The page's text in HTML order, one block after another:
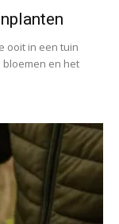
ooit in een tuin
bloemen en het